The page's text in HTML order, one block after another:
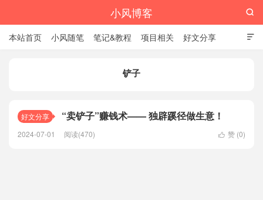
小风博客

本站首页 小风随笔 笔记&教程 项目相关 好文分享

铲子
好文分享 “卖铲子”赚钱术—— 独辟蹊径做生意！
 赞 (0)
2024-07-01 阅读(470)